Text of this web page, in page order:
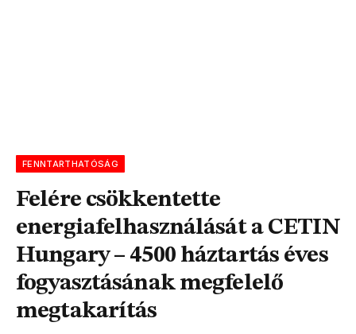
FENNTARTHATÓSÁG
Felére csökkentette
energiafelhasználását a CETIN
Hungary – 4500 háztartás éves
fogyasztásának megfelelő
megtakarítás